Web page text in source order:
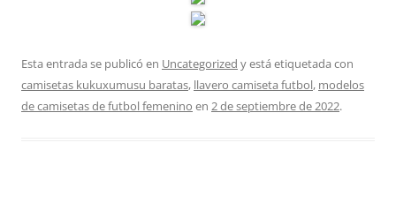
Esta entrada se publicó en Uncategorized y está etiquetada con
camisetas kukuxumusu baratas, llavero camiseta futbol, modelos
de camisetas de futbol femenino en 2 de septiembre de 2022.